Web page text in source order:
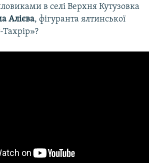
в селі Верхня Кутузовка
Алієва, фігуранта ялтинської
Тахрір»?